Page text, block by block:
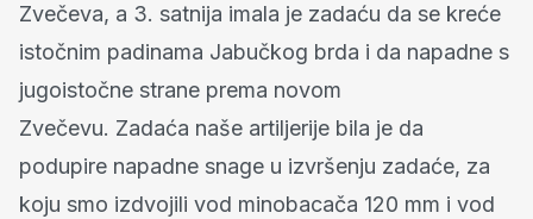
Zvečeva, a 3. satnija imala je zadaću da se kreće
istočnim padinama Jabučkog brda i da napadne s
jugoistočne strane prema novom
Zvečevu. Zadaća naše artiljerije bila je da
podupire napadne snage u izvršenju zadaće, za
koju smo izdvojili vod minobacača 120 mm i vod